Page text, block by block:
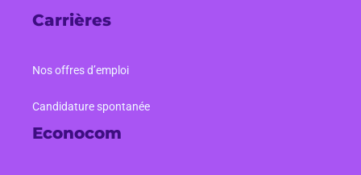
Carrières
Nos offres d’emploi
Candidature spontanée
Econocom